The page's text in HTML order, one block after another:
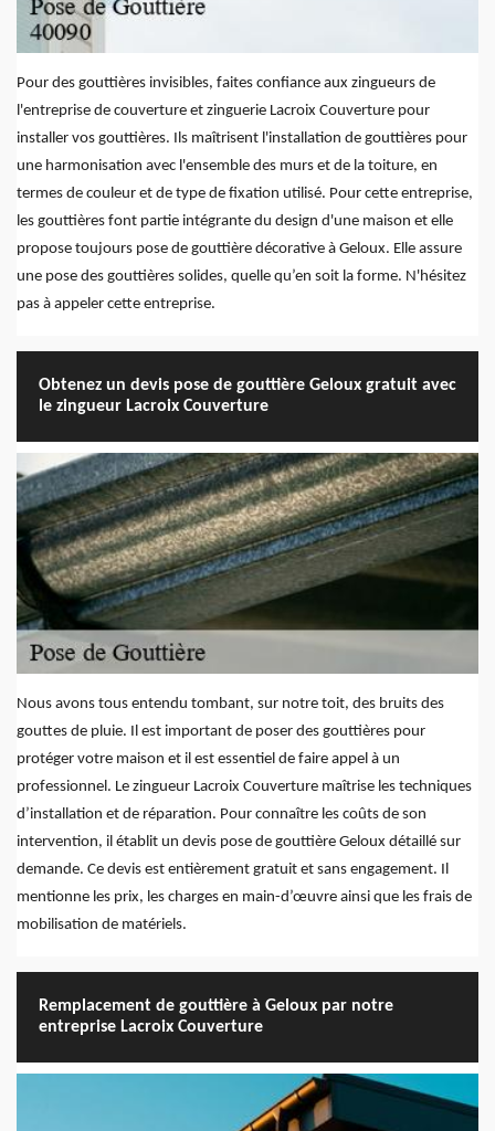
Pour des gouttières invisibles, faites confiance aux zingueurs de
l'entreprise de couverture et zinguerie Lacroix Couverture pour
installer vos gouttières. Ils maîtrisent l'installation de gouttières pour
une harmonisation avec l'ensemble des murs et de la toiture, en
termes de couleur et de type de fixation utilisé. Pour cette entreprise,
les gouttières font partie intégrante du design d'une maison et elle
propose toujours pose de gouttière décorative à Geloux. Elle assure
une pose des gouttières solides, quelle qu’en soit la forme. N'hésitez
pas à appeler cette entreprise.
Obtenez un devis pose de gouttière Geloux gratuit avec
le zingueur Lacroix Couverture
Nous avons tous entendu tombant, sur notre toit, des bruits des
gouttes de pluie. Il est important de poser des gouttières pour
protéger votre maison et il est essentiel de faire appel à un
professionnel. Le zingueur Lacroix Couverture maîtrise les techniques
d’installation et de réparation. Pour connaître les coûts de son
intervention, il établit un devis pose de gouttière Geloux détaillé sur
demande. Ce devis est entièrement gratuit et sans engagement. Il
mentionne les prix, les charges en main-d’œuvre ainsi que les frais de
mobilisation de matériels.
Remplacement de gouttière à Geloux par notre
entreprise Lacroix Couverture